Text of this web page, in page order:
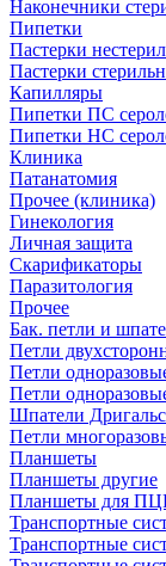
Наконечники
Пипетки
Пастерки
Пастерки
Капилляры
Пипетки ПС
Пипетки НС
Клиника
Патанатомия
Прочее (клиника)
Гинекология
Личная защита
Скарификаторы
Паразитология
Прочее
Бак. петли и
Петли
Петли
Петли
Шпатели
Петли
Планшеты
Планшеты другие
Планшеты для
Транспортные
Транспортные